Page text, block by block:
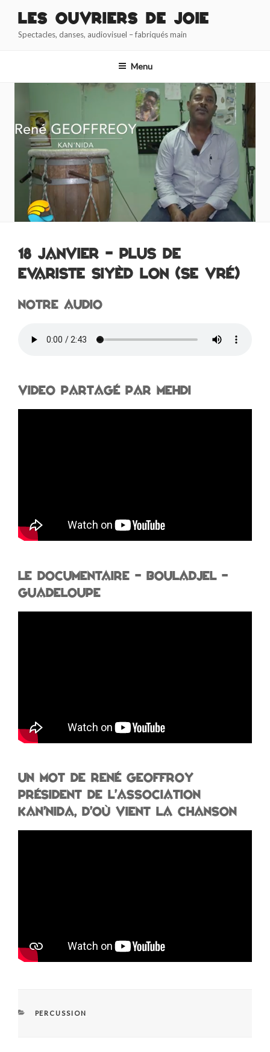
contenu
Les Ouvriers de Joie
Spectacles, danses, audiovisuel – fabriqués main
Menu
18 janvier – plus de
EVARISTE SIYÈD LON (SE VRÉ)
notre audio
video partagé par Mehdi
LE DOCUMENTAIRE – BOULADJEL –
GUADELOUPE
Un mot de René Geoffroy
président de l’association
Kan’nida, d’où vient la chanson
CATÉGORIES
PERCUSSION